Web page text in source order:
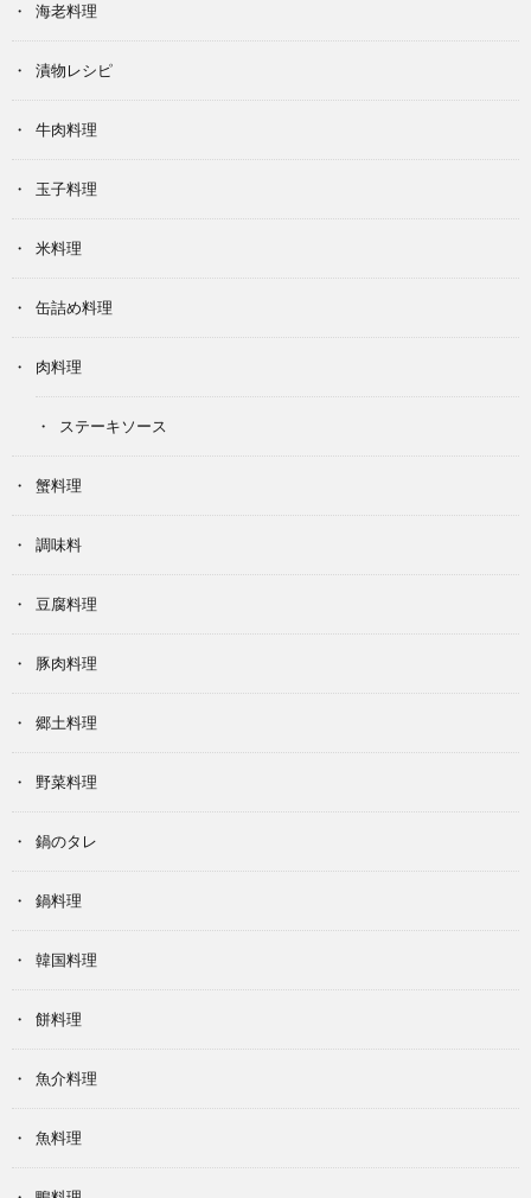
海老料理
漬物レシピ
牛肉料理
玉子料理
米料理
缶詰め料理
肉料理
ステーキソース
蟹料理
調味料
豆腐料理
豚肉料理
郷土料理
野菜料理
鍋のタレ
鍋料理
韓国料理
餅料理
魚介料理
魚料理